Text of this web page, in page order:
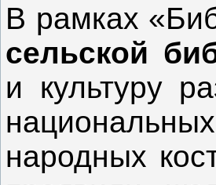
В рамках
сельской
и культуру
народных